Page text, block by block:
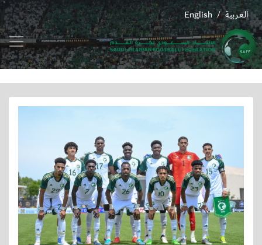
English / العربية